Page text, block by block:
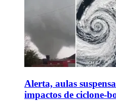
Alerta, aulas
impactos de ciclone-